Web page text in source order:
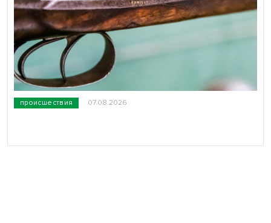
происшествия 07.08.2026